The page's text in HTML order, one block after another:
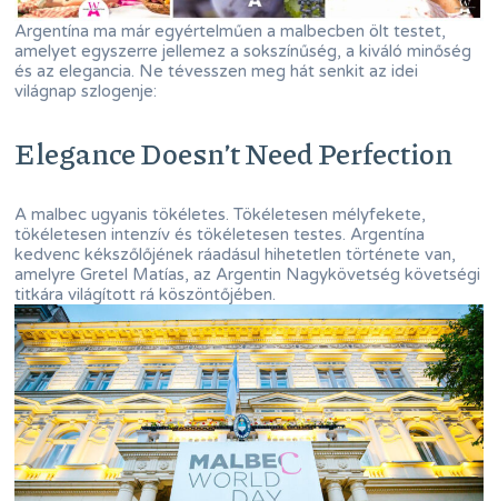
Argentína ma már egyértelműen a malbecben ölt testet,
amelyet egyszerre jellemez a sokszínűség, a kiváló minőség
és az elegancia. Ne tévesszen meg hát senkit az idei
világnap szlogenje:
Elegance Doesn’t Need Perfection
A malbec ugyanis tökéletes. Tökéletesen mélyfekete,
tökéletesen intenzív és tökéletesen testes. Argentína
kedvenc kékszőlőjének ráadásul hihetetlen története van,
amelyre Gretel Matías, az Argentin Nagykövetség követségi
titkára világított rá köszöntőjében.